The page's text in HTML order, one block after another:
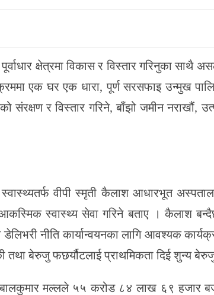
पूर्वाधार क्षेत्रमा विकास र विस्तार गरिनुका
एक घर एक धारा, पूर्ण सरसफाइ उन्मुख
संरक्षण र विस्तार गरिने, बाँझो जमीन
स्वास्थ्यतर्फ वीपी स्मृती कैलाश आधारभूत
स्वास्थ्य सेवा गरिने बताए । कैलाश
डेलिभरी नीति कार्यान्वयनका लागि आवश्यक
तथा बेरुजु फछर्यौटलाई प्राथमिकता दिई शुन्य
बालकुमार मल्लले ५५ करोड ८४ लाख ६९ हजार